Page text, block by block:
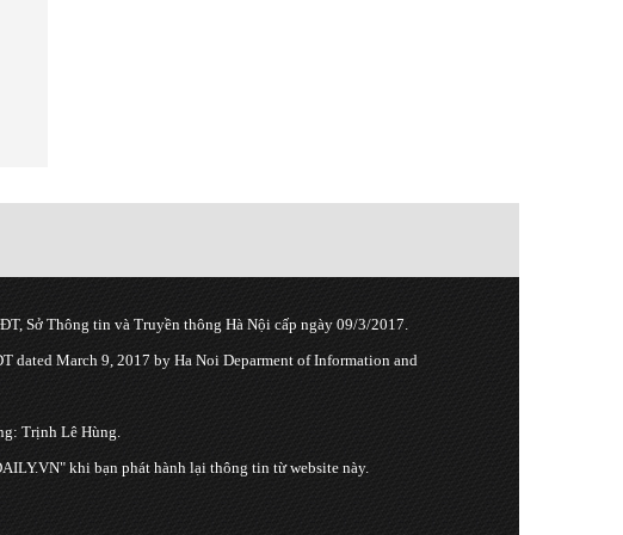
Sở Thông tin và Truyền thông Hà Nội cấp ngày 09/3/2017.
dated March 9, 2017 by Ha Noi Deparment of Information and
Trịnh Lê Hùng.
khi bạn phát hành lại thông tin từ website này.